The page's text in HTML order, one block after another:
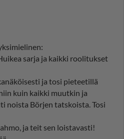
sarja ja kaikki roolitukset
ja tosi pieteetillä
kuin kaikki muutkin ja
noista Börjen tatskoista. Tosi
ja teit sen loistavasti!